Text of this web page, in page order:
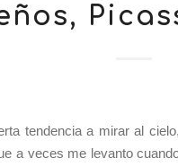
tendencia a mirar al
a veces me levanto